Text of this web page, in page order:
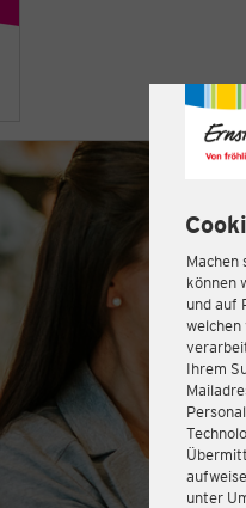
Machen
können
und auf
Ihrem
unter